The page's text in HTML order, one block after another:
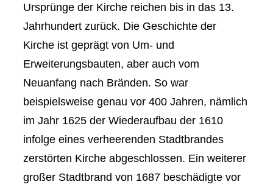
Ursprünge der Kirche reichen bis in das 13.
Jahrhundert zurück. Die Geschichte der
Kirche ist geprägt von Um- und
Erweiterungsbauten, aber auch vom
Neuanfang nach Bränden. So war
beispielsweise genau vor 400 Jahren, nämlich
im Jahr 1625 der Wiederaufbau der 1610
infolge eines verheerenden Stadtbrandes
zerstörten Kirche abgeschlossen. Ein weiterer
großer Stadtbrand von 1687 beschädigte vor